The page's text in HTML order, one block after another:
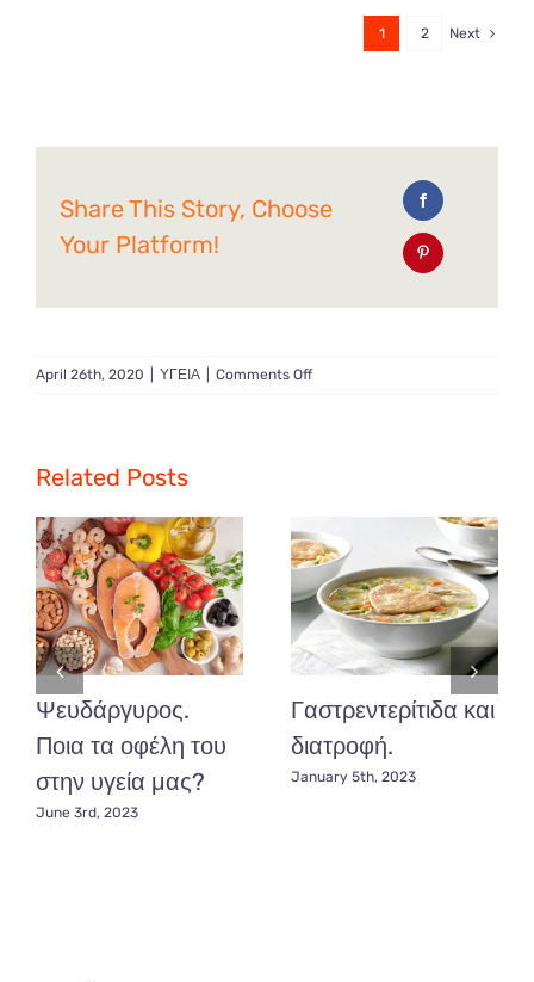
1 2 Next
Share This Story, Choose
Your Platform!
April 26th, 2020 ΥΓΕΙΑ Comments Offon
Related Posts
Ψευδάργυρος.
Ποια τα οφέλη του
στην υγεία μας?
June 3rd, 2023
Γαστρεντερίτιδα και
διατροφή.
January 5th, 2023